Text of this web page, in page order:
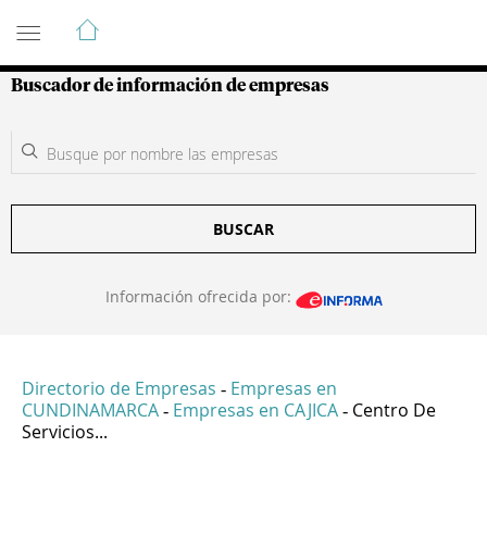
Guía de Empresas Colombianas
Buscador de información de empresas
BUSCAR
Información ofrecida por:
Directorio de Empresas - Empresas en
CUNDINAMARCA - Empresas en CAJICA - Centro De
Servicios...